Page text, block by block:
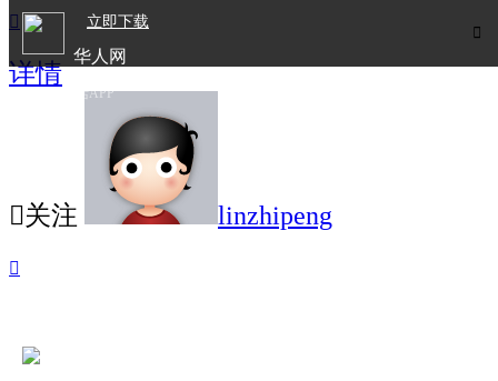

立即下载
华人网
欧洲华人生活APP

详情
关注 linzhipeng
